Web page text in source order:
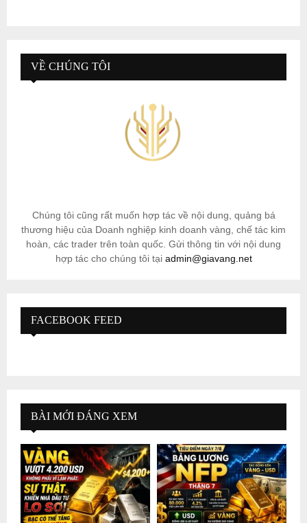
VỀ CHÚNG TÔI
Chúng tôi cũng rất muốn hợp tác về nội dung, quảng bá
thương hiệu của Doanh nghiệp kinh doanh vàng, chế tác kim
hoàn, các trader trên toàn quốc. Gửi thông tin với nội dung
hợp tác cho chúng tôi tại admin@giavang.net
FACEBOOK FEED
BÀI MỚI ĐÁNG XEM